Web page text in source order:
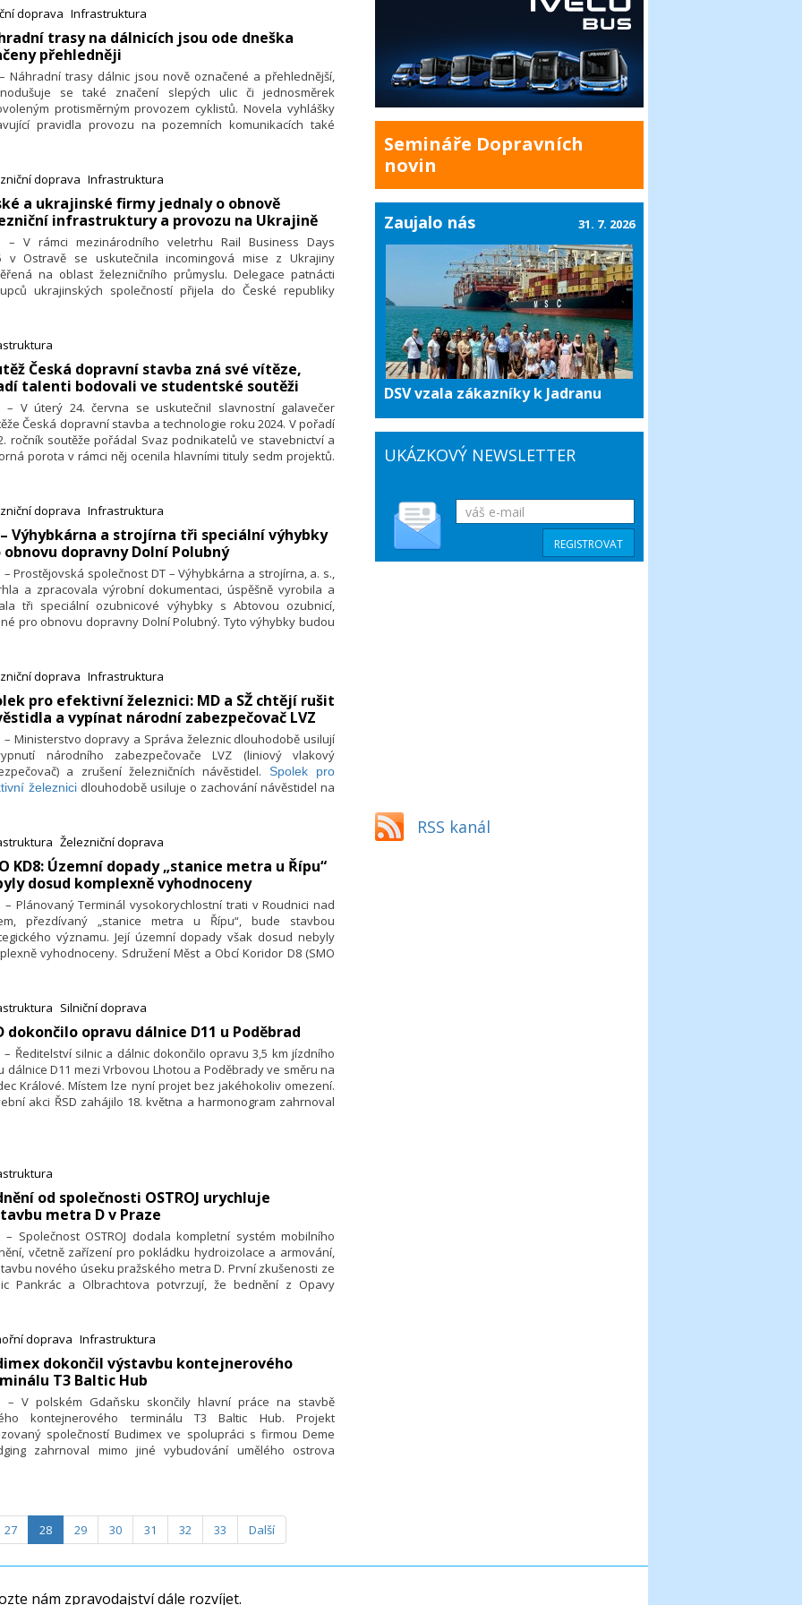
především příznivé počasí, maximální nasazení,
a profesionální přístup zhotovitele, a v neposlední
také ohleduplní řidiči, uvedlo ŘSD.
doprava Infrastruktura
trasy na dálnicích jsou ode dneška
přehledněji
Náhradní trasy dálnic jsou nově označené a přehlednější,
se také značení slepých ulic či jednosměrek
protisměrným provozem cyklistů. Novela vyhlášky
pravidla provozu na pozemních komunikacích také
doprava Infrastruktura
a ukrajinské firmy jednaly o obnově
infrastruktury a provozu na Ukrajině
– V rámci mezinárodního veletrhu Rail Business Days
v Ostravě se uskutečnila incomingová mise z Ukrajiny
na oblast železničního průmyslu. Delegace patnácti
ukrajinských společností přijela do České republiky
Česká dopravní stavba zná své vítěze,
talenti bodovali ve studentské soutěži
– V úterý 24. června se uskutečnil slavnostní galavečer
Česká dopravní stavba a technologie roku 2024. V pořadí
ročník soutěže pořádal Svaz podnikatelů ve stavebnictví a
porota v rámci něj ocenila hlavními tituly sedm projektů.
soutěžícím z řad studentů vysokých technických škol.
doprava Infrastruktura
– Výhybkárna a strojírna tři speciální výhybky
obnovu dopravny Dolní Polubný
– Prostějovská společnost DT – Výhybkárna a strojírna, a. s.,
a zpracovala výrobní dokumentaci, úspěšně vyrobila a
tři speciální ozubnicové výhybky s Abtovou ozubnicí,
pro obnovu dopravny Dolní Polubný. Tyto výhybky budou
doprava Infrastruktura
pro efektivní železnici: MD a SŽ chtějí rušit
a vypínat národní zabezpečovač LVZ
– Ministerstvo dopravy a Správa železnic dlouhodobě usilují
národního zabezpečovače LVZ (liniový vlakový
a zrušení železničních návěstidel. Spolek pro
železnici dlouhodobě usiluje o zachování návěstidel na
na dráze i v případě výpadku všech systémů, což je
například v případě vojenského konfliktu. LVZ je zase
robustnější a levnější systém a je odolný proti hacknutí.
Železniční doprava
KD8: Územní dopady „stanice metra u Řípu“
dosud komplexně vyhodnoceny
– Plánovaný Terminál vysokorychlostní trati v Roudnici nad
přezdívaný „stanice metra u Řípu“, bude stavbou
významu. Její územní dopady však dosud nebyly
vyhodnoceny. Sdružení Měst a Obcí Koridor D8 (SMO
a obce požadují komplexní analýzu dopadů na dopravu,
prostředí i socioekonomický rozvoj, aby mohly
plánovat další rozvoj již tak enormně zatíženého
a chránit či zlepšovat kvalitu života místních obyvatel.
o které informoval Martin Klečka, předseda SMO KD8,
v přesném znění.
Silniční doprava
dokončilo opravu dálnice D11 u Poděbrad
– Ředitelství silnic a dálnic dokončilo opravu 3,5 km jízdního
dálnice D11 mezi Vrbovou Lhotou a Poděbrady ve směru na
Králové. Místem lze nyní projet bez jakéhokoliv omezení.
akci ŘSD zahájilo 18. května a harmonogram zahrnoval
doprava tvoří až 40 %.
od společnosti OSTROJ urychluje
metra D v Praze
– Společnost OSTROJ dodala kompletní systém mobilního
včetně zařízení pro pokládku hydroizolace a armování,
nového úseku pražského metra D. První zkušenosti ze
Pankrác a Olbrachtova potvrzují, že bednění z Opavy
konstrukce a jednoduché přestavby pro různé profily
doprava Infrastruktura
dokončil výstavbu kontejnerového
T3 Baltic Hub
– V polském Gdaňsku skončily hlavní práce na stavbě
kontejnerového terminálu T3 Baltic Hub. Projekt
společností Budimex ve spolupráci s firmou Deme
zahrnoval mimo jiné vybudování umělého ostrova
TEU.
27 28 29 30 31 32 33 Další
Semináře Dopravních
novin
Zaujalo nás
DSV vzala zákazníky k Jadranu
31. 7. 2026
UKÁZKOVÝ NEWSLETTER
RSS kanál
nám zpravodajství dále rozvíjet.